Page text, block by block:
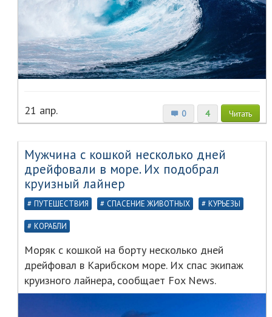
0 4 Читать
21 апр.
Мужчина с кошкой несколько дней
дрейфовали в море. Их подобрал
круизный лайнер
ПУТЕШЕСТВИЯ СПАСЕНИЕ ЖИВОТНЫХ КУРЬЕЗЫ
КОРАБЛИ
Моряк с кошкой на борту несколько дней
дрейфовал в Карибском море. Их спас экипаж
круизного лайнера, сообщает Fox News.